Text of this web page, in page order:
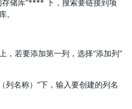
存储库”**** 下，搜索要链接到项
。
，若要添加第一列，选择“添加列”
列名称）”下，输入要创建的列名